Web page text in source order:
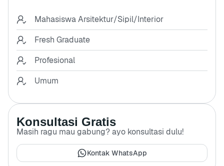
Mahasiswa Arsitektur/Sipil/Interior
Fresh Graduate
Profesional
Umum
Konsultasi Gratis
Masih ragu mau gabung? ayo konsultasi dulu!
Kontak WhatsApp